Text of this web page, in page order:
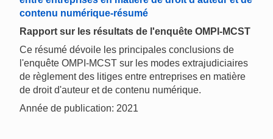
contenu numérique-résumé
Rapport sur les résultats de l'enquête OMPI-MCST
Ce résumé dévoile les principales conclusions de
l'enquête OMPI-MCST sur les modes extrajudiciaires
de règlement des litiges entre entreprises en matière
de droit d'auteur et de contenu numérique.
Année de publication: 2021